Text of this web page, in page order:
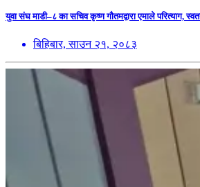
युवा संघ माडी–८ का सचिव कृष्ण गौतमद्वारा एमाले परित्याग,
बिहिबार, साउन २१, २०८३